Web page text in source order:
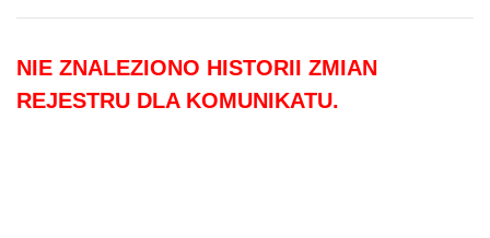
NIE ZNALEZIONO HISTORII ZMIAN
REJESTRU DLA KOMUNIKATU.